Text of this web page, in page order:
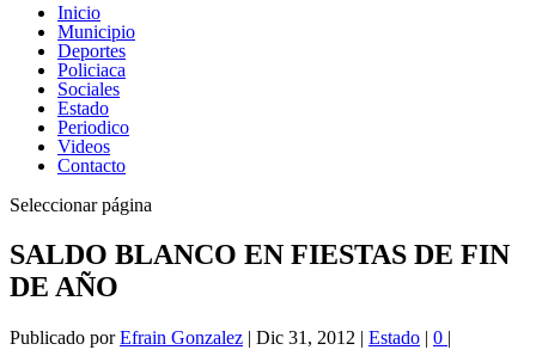
Inicio
Municipio
Deportes
Policiaca
Sociales
Estado
Periodico
Videos
Contacto
Seleccionar página
SALDO BLANCO EN FIESTAS DE FIN
DE AÑO
Publicado porEfrain Gonzalez | Dic 31, 2012 | Estado | 0 |